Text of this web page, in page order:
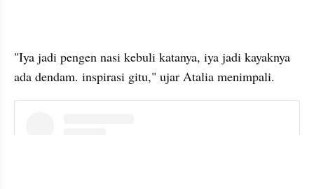
"Iya jadi pengen nasi kebuli katanya, iya jadi kayaknya
ada dendam. inspirasi gitu," ujar Atalia menimpali.